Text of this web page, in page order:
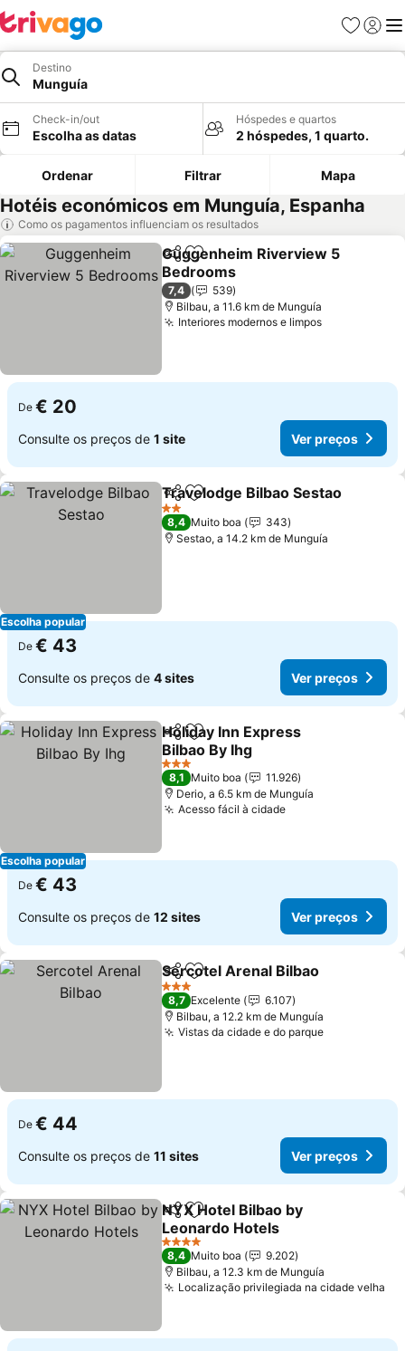
Favoritos
Iniciar
Destino
Munguía
Check-in/out
Escolha as datas
Hóspedes e quartos
2 hóspedes, 1 quarto.
Ordenar Filtrar Mapa
Hotéis económicos em Munguía, Espanha
Como os pagamentos influenciam os resultados
PartilharAdicionar aos favoritos
Guggenheim Riverview 5
Bedrooms
Ver preços
7,4
539
Bilbau, a 11.6 km de Munguía
Interiores modernos e limposVer preços
De € 20
Consulte os preços de 1 site Ver preços
Escolha popular
PartilharAdicionar aos favoritos
Travelodge Bilbao Sestao
2 Estrelas
8,4 Muito boa
343
Sestao, a 14.2 km de Munguía
De € 43
Consulte os preços de 4 sites Ver preços
Escolha popular
PartilharAdicionar aos favoritos
Holiday Inn Express
Bilbao By Ihg
Ver preços
3 Estrelas
8,1 Muito boa
11.926
Derio, a 6.5 km de Munguía
Acesso fácil à cidadeVer preços
De € 43
Consulte os preços de 12 sites Ver preços
PartilharAdicionar aos favoritos
Sercotel Arenal Bilbao
3 Estrelas
8,7 Excelente
6.107
Bilbau, a 12.2 km de Munguía
Vistas da cidade e do parqueVer preços
De € 44
Consulte os preços de 11 sites Ver preços
PartilharAdicionar aos favoritos
NYX Hotel Bilbao by
Leonardo Hotels
Ver preços
4 Estrelas
8,4 Muito boa
9.202
Bilbau, a 12.3 km de Munguía
Localização privilegiada na cidade velha